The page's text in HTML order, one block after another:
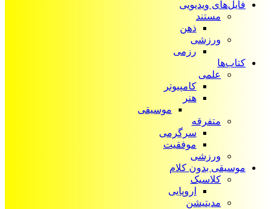
فایل‌های ویدیویی
مستند
ذهن
ورزشی
رزمی
کتاب‌ها
علمی
کامپیوتر
هنر
موسیقی
متفرقه
سرگرمی
موفقیت
ورزشی
موسیقی بدون کلام
کلاسیک
اروپایی
مدیتیشن